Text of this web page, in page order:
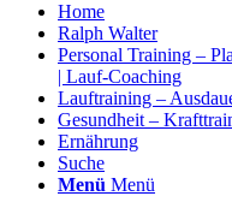
Home
Ralph Walter
Personal Training –
| Lauf-Coaching
Lauftraining –
Gesundheit –
Ernährung
Suche
Menü Menü